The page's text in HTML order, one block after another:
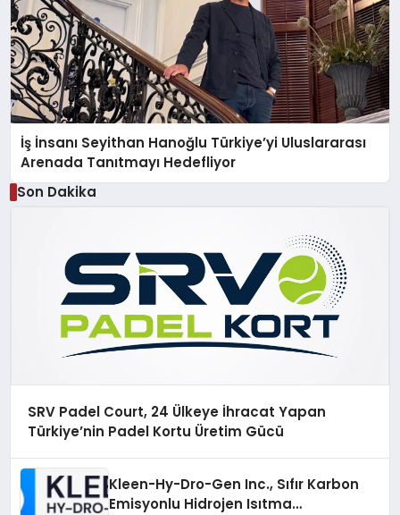
İş İnsanı Seyithan Hanoğlu Türkiye’yi Uluslararası
Arenada Tanıtmayı Hedefliyor
Son Dakika
SRV Padel Court, 24 Ülkeye İhracat Yapan
Türkiye’nin Padel Kortu Üretim Gücü
Kleen-Hy-Dro-Gen Inc., Sıfır Karbon
Emisyonlu Hidrojen Isıtma